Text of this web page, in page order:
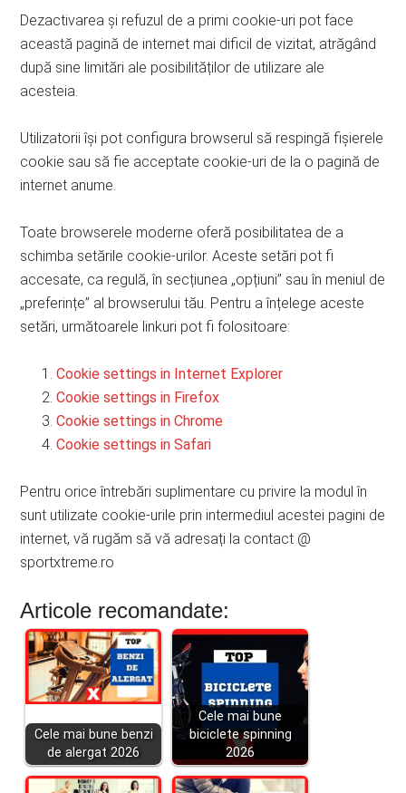
Dezactivarea și refuzul de a primi cookie-uri pot face
această pagină de internet mai dificil de vizitat, atrăgând
după sine limitări ale posibilităților de utilizare ale
acesteia.
Utilizatorii își pot configura browserul să respingă fișierele
cookie sau să fie acceptate cookie-uri de la o pagină de
internet anume.
Toate browserele moderne oferă posibilitatea de a
schimba setările cookie-urilor. Aceste setări pot fi
accesate, ca regulă, în secțiunea „opțiuni” sau în meniul de
„preferințe” al browserului tău. Pentru a înțelege aceste
setări, următoarele linkuri pot fi folositoare:
Cookie settings in Internet Explorer
Cookie settings in Firefox
Cookie settings in Chrome
Cookie settings in Safari
Pentru orice întrebări suplimentare cu privire la modul în
sunt utilizate cookie-urile prin intermediul acestei pagini de
internet, vă rugăm să vă adresați la contact @
sportxtreme.ro
Articole recomandate:
Cele mai bune benzi
de alergat 2026
Cele mai bune
biciclete spinning
2026